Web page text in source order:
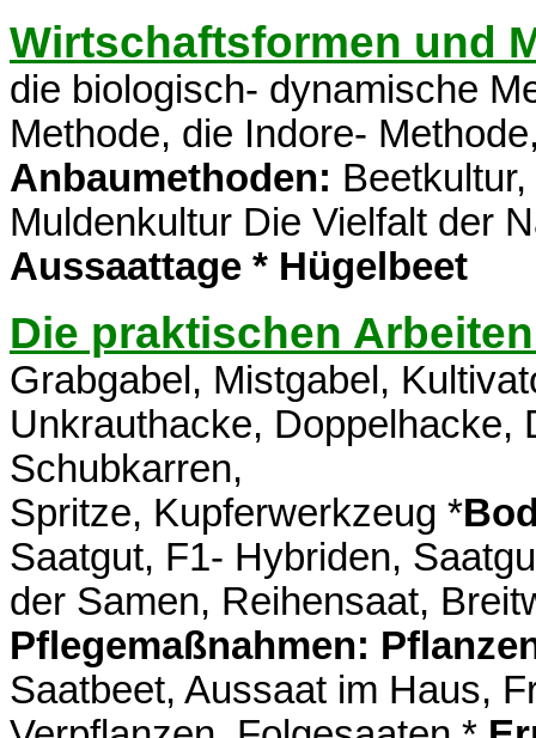
Wirtschaftsformen und
die biologisch- dynamische
Methode, die Indore-
Anbaumethoden:
Muldenkultur Die Vielfalt der
Aussaattage * Hügelbeet
Die praktischen
Grabgabel, Mistgabel,
Unkrauthacke, Doppelhacke,
Schubkarren,
Spritze, Kupferwerkzeug *
Saatgut, F1- Hybriden,
der Samen, Reihensaat,
Pflegemaßnahmen:
Saatbeet, Aussaat im Haus,